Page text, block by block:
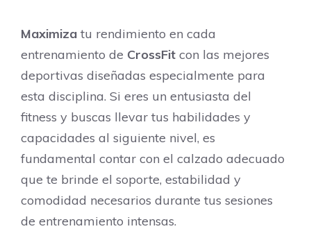
Maximiza tu rendimiento en cada
entrenamiento de CrossFit con las mejores
deportivas diseñadas especialmente para
esta disciplina. Si eres un entusiasta del
fitness y buscas llevar tus habilidades y
capacidades al siguiente nivel, es
fundamental contar con el calzado adecuado
que te brinde el soporte, estabilidad y
comodidad necesarios durante tus sesiones
de entrenamiento intensas.